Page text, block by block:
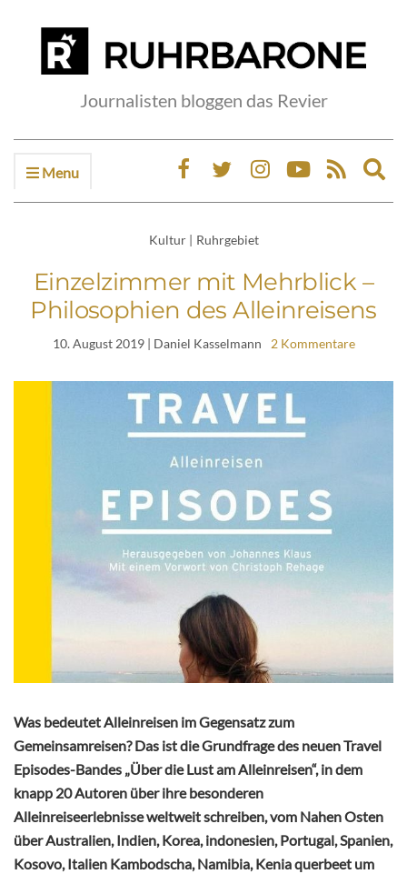
Journalisten bloggen das Revier
Menu
Kultur | Ruhrgebiet
Einzelzimmer mit Mehrblick –
Philosophien des Alleinreisens
10. August 2019| Daniel Kasselmann 2 Kommentare
Was bedeutet Alleinreisen im Gegensatz zum
Gemeinsamreisen? Das ist die Grundfrage des neuen Travel
Episodes-Bandes „Über die Lust am Alleinreisen“, in dem
knapp 20 Autoren über ihre besonderen
Alleinreiseerlebnisse weltweit schreiben, vom Nahen Osten
über Australien, Indien, Korea, indonesien, Portugal, Spanien,
Kosovo, Italien Kambodscha, Namibia, Kenia querbeet um